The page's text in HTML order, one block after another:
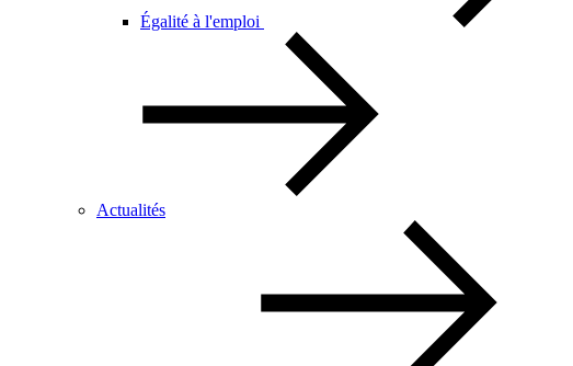
Égalité à l'emploi
Actualités